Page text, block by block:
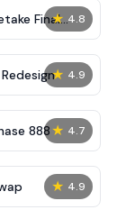
★ 4.8
Final
★ 4.9
★ 4.7
888
★ 4.9